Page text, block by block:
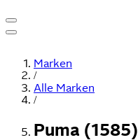
Marken
/
Alle Marken
/
Puma (1585)